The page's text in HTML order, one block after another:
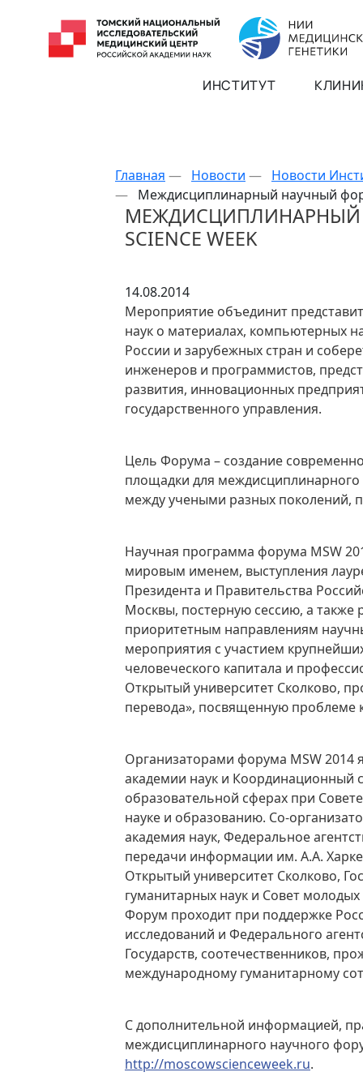
ИНСТИТУТ
Главная — Новости — Новости
— Междисциплинарный научный
МЕЖДИСЦИПЛИНАРНЫЙ
SCIENCE WEEK
14.08.2014
Мероприятие объединит
наук о материалах, компьютерных
России и зарубежных стран и
инженеров и программистов,
развития, инновационных
государственного управления.
Цель Форума – создание
площадки для междисциплинарного
между учеными разных поколений,
Научная программа форума MSW
мировым именем, выступления
Президента и Правительства
Москвы, постерную сессию, а также
приоритетным направлениям
мероприятия с участием
человеческого капитала и
Открытый университет Сколково,
перевода», посвященную проблеме
Организаторами форума MSW 2014
академии наук и Координационный
образовательной сферах при
науке и образованию. Со-
академия наук, Федеральное
передачи информации им. А.А.
Открытый университет Сколково,
гуманитарных наук и Совет
Форум проходит при поддержке
исследований и Федерального
Государств, соотечественников,
международному гуманитарному
С дополнительной информацией,
междисциплинарного научного
http://moscowscienceweek.ru.